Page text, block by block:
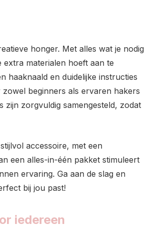
honger. Met alles wat je nodig
materialen hoeft aan te
haaknaald en duidelijke instructies
beginners als ervaren hakers
zijn zorgvuldig samengesteld, zodat
accessoire, met een
een alles-in-één pakket stimuleert
ervaring. Ga aan de slag en
bij jou past!
iedereen